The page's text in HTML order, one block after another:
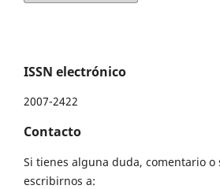
ISSN electrónico
2007-2422
Contacto
Si tienes alguna duda, comentario o
escribirnos a: